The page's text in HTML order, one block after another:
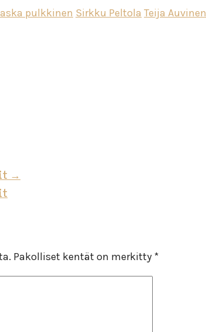
pulkkinen Sirkku Peltola Teija Auvinen
→
Pakolliset kentät on merkitty *